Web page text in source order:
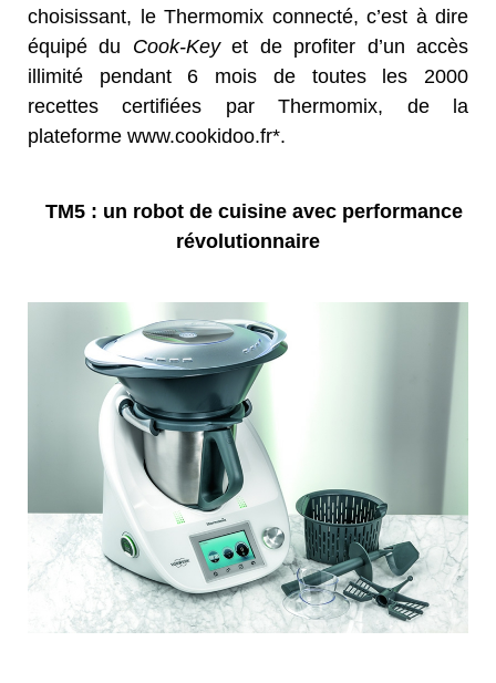
choisissant, le Thermomix connecté, c’est à dire
équipé du Cook-Keyet de profiter d’un accès
illimité pendant 6 mois de toutes les 2000
recettes certifiées par Thermomix, de la
plateforme www.cookidoo.fr*.
TM5 : un robot de cuisine avec performance
révolutionnaire